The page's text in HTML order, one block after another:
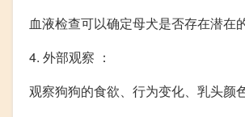
血液检查可以确定母犬是否存在潜在
4. 外部观察 ：
观察狗狗的食欲、行为变化、乳头颜